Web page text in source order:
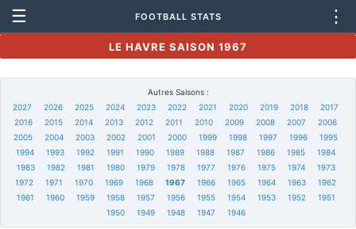
☰ FOOTBALL STATS ⋮
LE HAVRE SAISON 1967
Autres Saisons :
2027
2026 2025 2024 2023 2022 2021 2020 2019 2018
2017
2016
2015 2014 2013 2012 2011 2010 2009 2008 2007
2006
2005
2004 2003 2002 2001 2000 1999 1998 1997 1996
1995
1994
1993 1992 1991 1990 1989 1988 1987 1986 1985
1984
1983
1982 1981 1980 1979 1978 1977 1976 1975 1974
1973
1972
1971 1970 1969 1968 1967 1966 1965 1964 1963
1962
1961
1960 1959 1958 1957 1956 1955 1954 1953 1952
1951
1950
1949 1948 1947 1946